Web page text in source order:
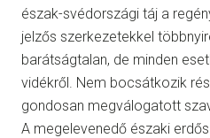
észak-svédországi táj a
jelzős szerkezetekkel
barátságtalan, de minden
vidékről. Nem bocsátkozik
gondosan megválogatott
A megelevenedő északi